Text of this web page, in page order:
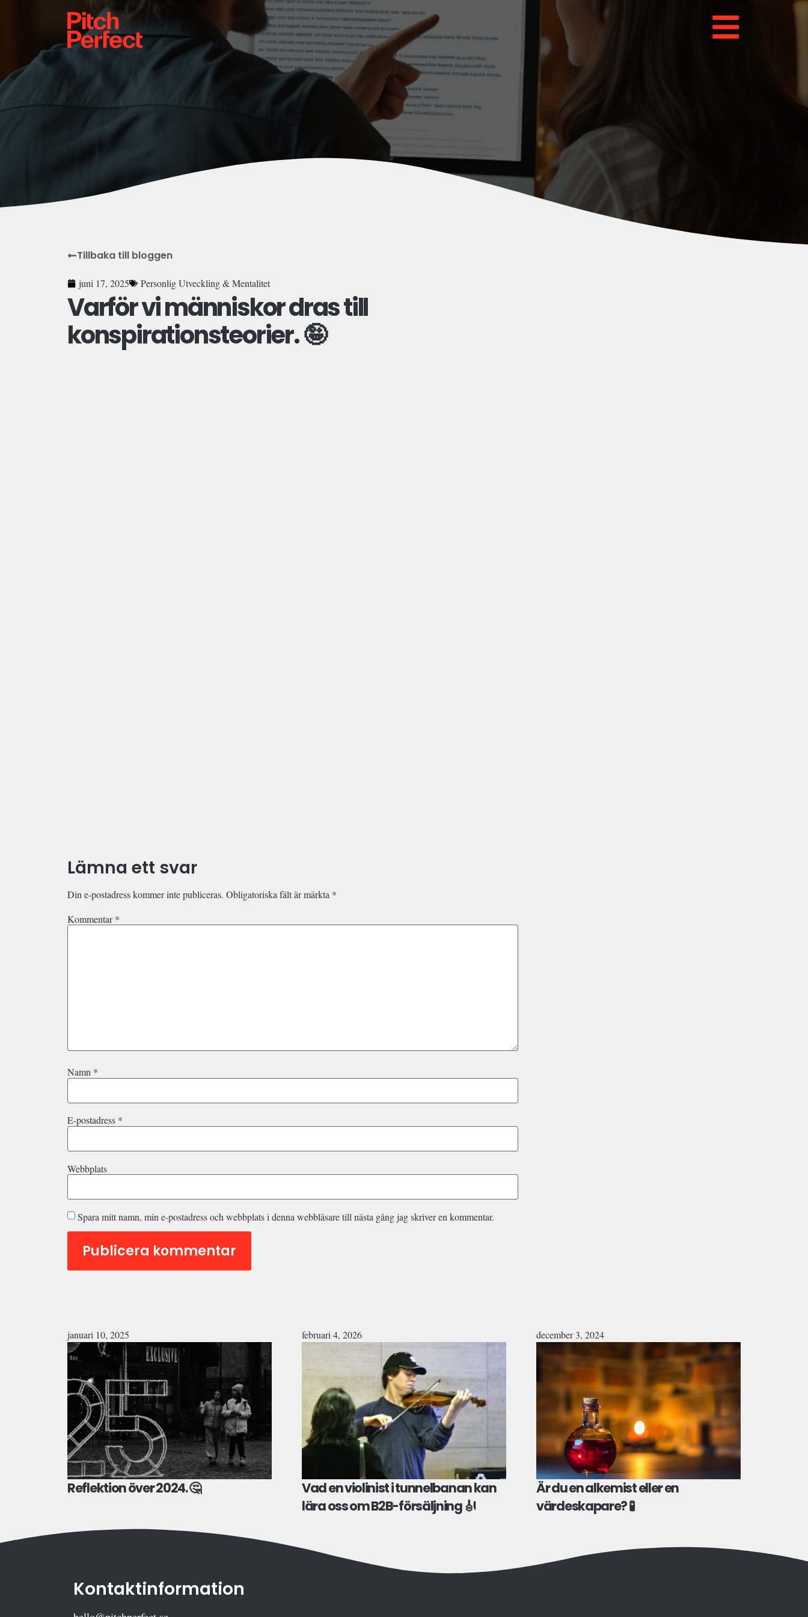
Tillbaka till bloggen
juni 17, 2025 Personlig Utveckling & Mentalitet
Varför vi människor dras till
konspirationsteorier. 🤪
Lämna ett svar
Din e-postadress kommer inte publiceras. Obligatoriska fält är märkta *
Kommentar*
Namn *
E-postadress *
Webbplats
Spara mitt namn, min e-postadress och webbplats i denna webbläsare till nästa gång jag skriver en kommentar.
januari 10, 2025
Reflektion över 2024. 🤔
februari 4, 2026
Vad en violinist i tunnelbanan kan
lära oss om B2B-försäljning 🎻
december 3, 2024
Är du en alkemist eller en
värdeskapare? 🧪
Kontaktinformation